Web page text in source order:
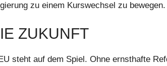
zu einem Kurswechsel zu bewegen.
ZUKUNFT
steht auf dem Spiel. Ohne ernsthafte